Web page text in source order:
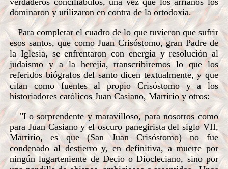
dominaron y utilizaron en contra de la ortodoxia.
Para completar el cuadro de lo que tuvieron que sufrir
esos santos, que como Juan Crisóstomo, gran Padre de
la Iglesia, se enfrentaron con energía y resolución al
judaísmo y a la herejía, transcribiremos lo que los
referidos biógrafos del santo dicen textualmente, y que
citan como fuentes al propio Crisóstomo y a los
historiadores católicos Juan Casiano, Martirio y otros:
"Lo sorprendente y maravilloso, para nosotros como
para Juan Casiano y el oscuro panegirista del siglo VII,
Martirio, es que (San Juan Crisóstomo) no fue
condenado al destierro y, en definitiva, a muerte por
ningún lugarteniente de Decio o Diocleciano, sino por